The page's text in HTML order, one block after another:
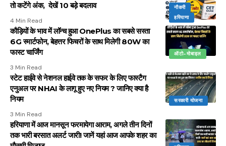
नौकरी
हरियाणा
तो कटेंगे अंक, देखें 10 बड़े बदलाव
4 Min Read
ऑटो-मोबाइल
कौड़ियों के भाव में लॉन्च हुआ OnePlus का सबसे सस्ता
6G स्मार्टफोन, बेहत्तर फिचरों के साथ मिलेगी 80W का
फास्ट चार्जिंग
3 Min Read
सरकारी योजना
स्टेट हाईवे से नेशनल हाईवे तक के सफर के लिए फास्टैग
एनुअल पर NHAI के लागू हुए नए नियम ? जानिए क्या है
नियम
3 Min Read
हरियाणा में आज मानसून फरमायेगा आराम, अगले तीन दिनों
तक भारी बरसात अलर्ट जारी! जानें यहां आज आपके शहर का